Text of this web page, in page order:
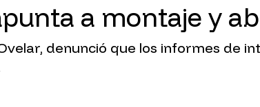
a montaje y
denunció que los informes de